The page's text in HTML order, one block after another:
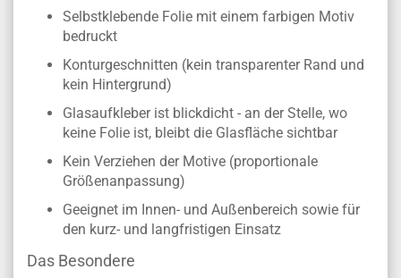
Selbstklebende Folie mit einem farbigen Motiv
bedruckt
Konturgeschnitten (kein transparenter Rand und
kein Hintergrund)
Glasaufkleber ist blickdicht - an der Stelle, wo
keine Folie ist, bleibt die Glasfläche sichtbar
Kein Verziehen der Motive (proportionale
Größenanpassung)
Geeignet im Innen- und Außenbereich sowie für
den kurz- und langfristigen Einsatz
Das Besondere